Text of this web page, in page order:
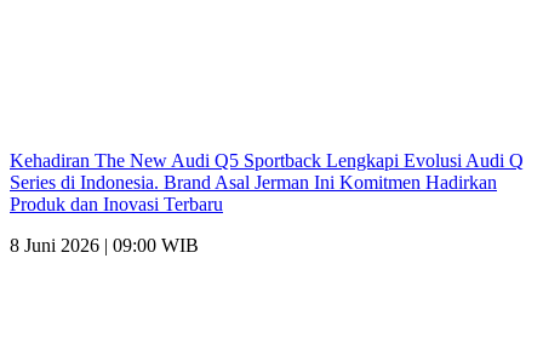
Kehadiran The New Audi Q5 Sportback Lengkapi Evolusi Audi Q
Series di Indonesia. Brand Asal Jerman Ini Komitmen Hadirkan
Produk dan Inovasi Terbaru
8 Juni 2026 | 09:00 WIB